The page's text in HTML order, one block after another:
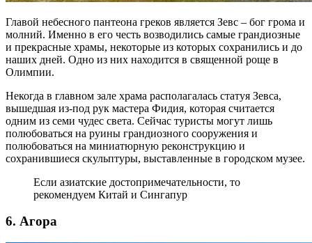
Главой небесного пантеона греков является Зевс – бог грома и
молний. Именно в его честь возводились самые грандиозные
и прекрасные храмы, некоторые из которых сохранились и до
наших дней. Одно из них находится в священной роще в
Олимпии.
Некогда в главном зале храма располагалась статуя Зевса,
вышедшая из-под рук мастера Фидия, которая считается
одним из семи чудес света. Сейчас туристы могут лишь
полюбоваться на руины грандиозного сооружения и
полюбоваться на миниатюрную реконструкцию и
сохранившиеся скульптуры, выставленные в городском музее.
Если азиатские достопримечательности, то
рекомендуем Китай и Сингапур
6. Агора